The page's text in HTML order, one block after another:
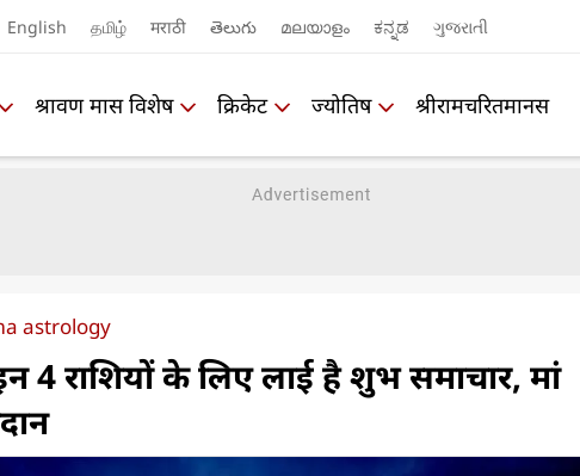
English தமிழ் मराठी తెలుగు മലയാളം ಕನ್ನಡ ગુજરાતી
श्रावण मास विशेष क्रिकेट ज्योतिष श्रीरामचरितमानस
astrology
4 राशियों के लिए लाई है शुभ समाचार, मां